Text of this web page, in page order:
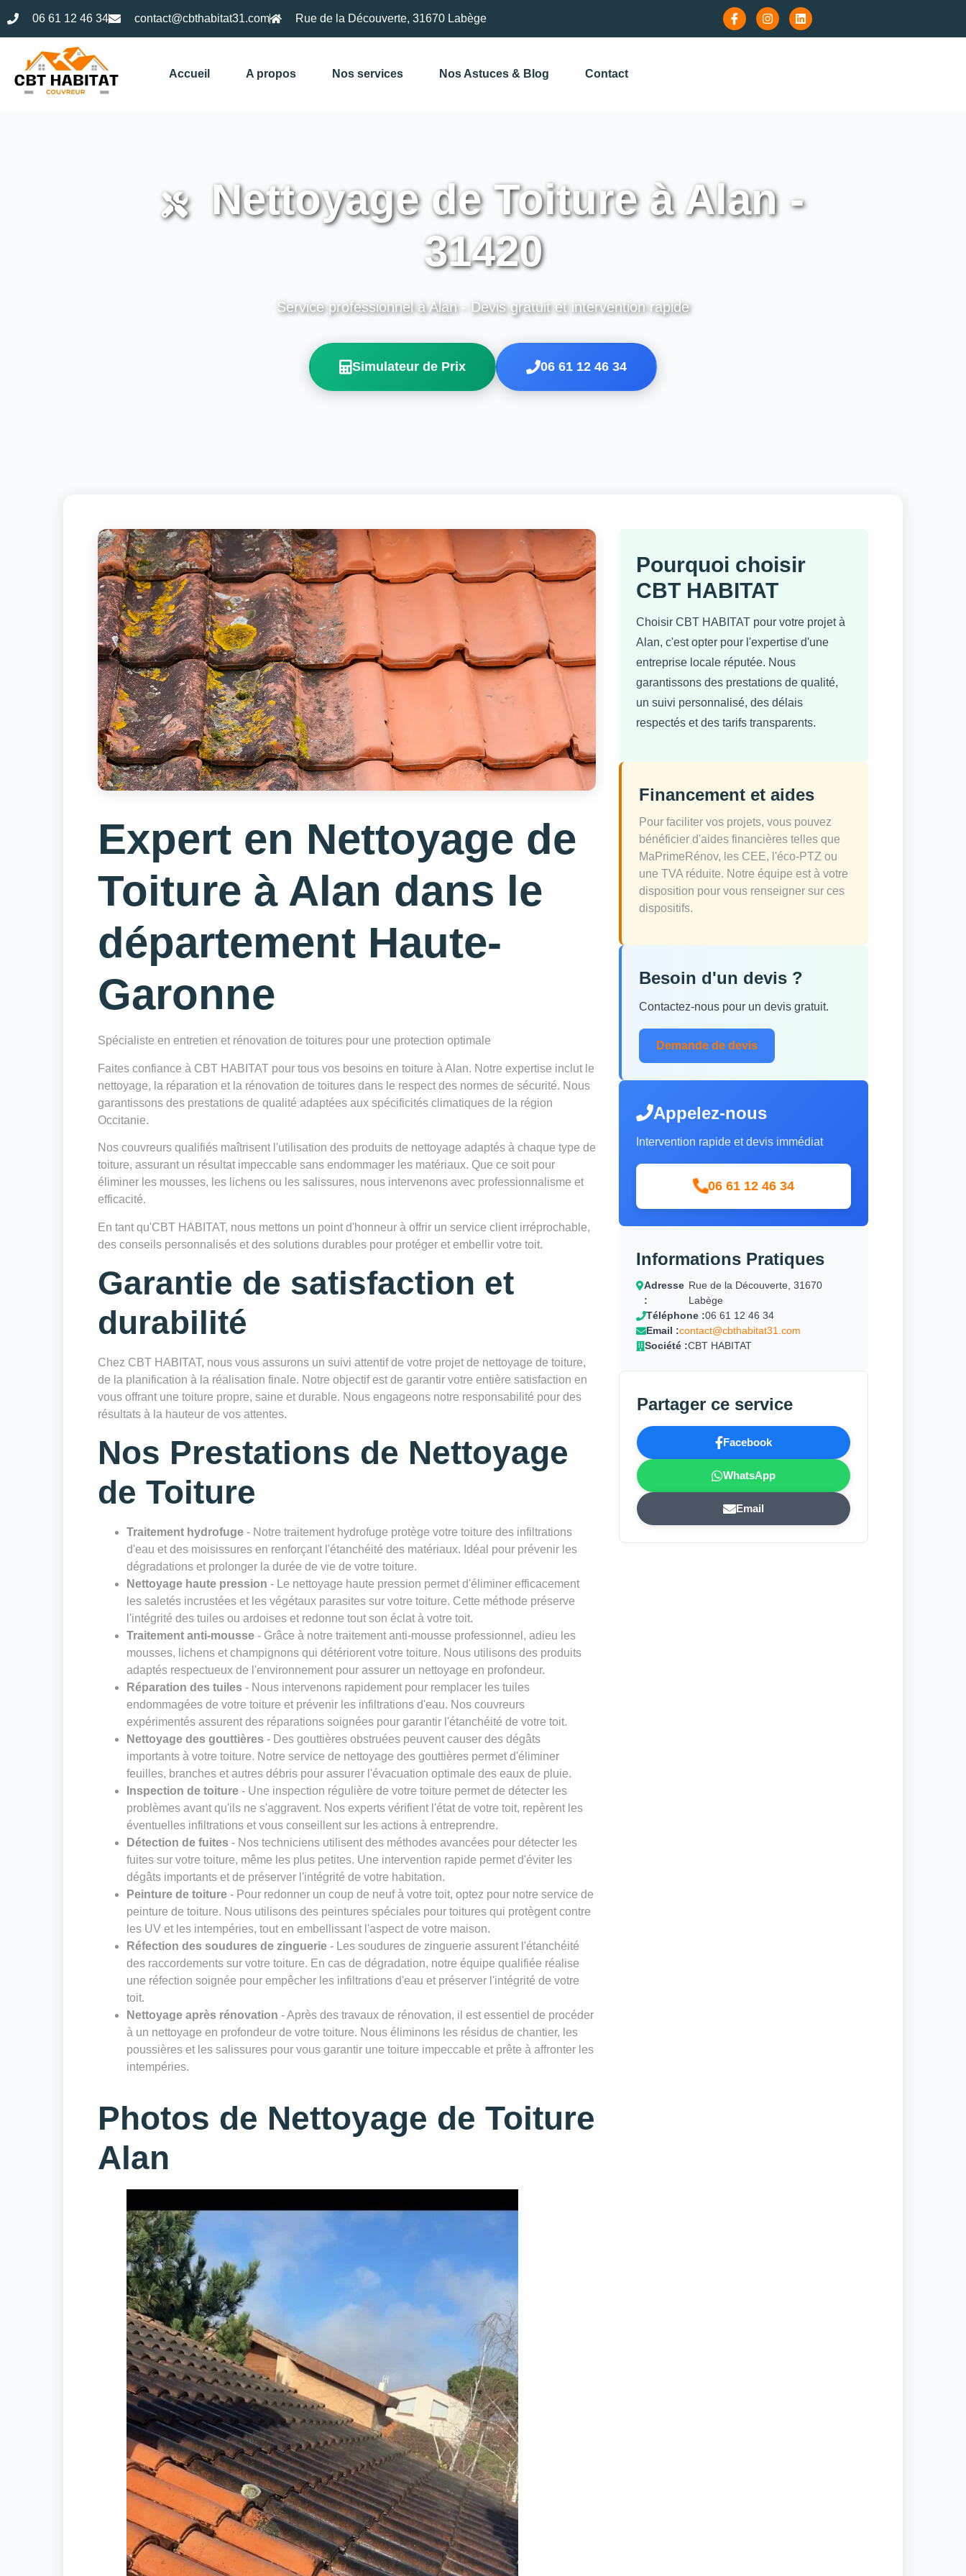
06 61 12 46 34 contact@cbthabitat31.com Rue de la Découverte, 31670 Labège
Accueil A propos Nos services Nos Astuces & Blog Contact
Nettoyage de Toiture à Alan -
31420
Service professionnel à Alan - Devis gratuit et intervention rapide
Simulateur de Prix 06 61 12 46 34
Expert en Nettoyage de
Toiture à Alan dans le
département Haute-
Garonne
Spécialiste en entretien et rénovation de toitures pour une protection optimale
Faites confiance à CBT HABITAT pour tous vos besoins en toiture à Alan. Notre expertise inclut le
nettoyage, la réparation et la rénovation de toitures dans le respect des normes de sécurité. Nous
garantissons des prestations de qualité adaptées aux spécificités climatiques de la région
Occitanie.
Nos couvreurs qualifiés maîtrisent l'utilisation des produits de nettoyage adaptés à chaque type de
toiture, assurant un résultat impeccable sans endommager les matériaux. Que ce soit pour
éliminer les mousses, les lichens ou les salissures, nous intervenons avec professionnalisme et
efficacité.
En tant qu'CBT HABITAT, nous mettons un point d'honneur à offrir un service client irréprochable,
des conseils personnalisés et des solutions durables pour protéger et embellir votre toit.
Garantie de satisfaction et
durabilité
Chez CBT HABITAT, nous vous assurons un suivi attentif de votre projet de nettoyage de toiture,
de la planification à la réalisation finale. Notre objectif est de garantir votre entière satisfaction en
vous offrant une toiture propre, saine et durable. Nous engageons notre responsabilité pour des
résultats à la hauteur de vos attentes.
Nos Prestations de Nettoyage
de Toiture
Traitement hydrofuge - Notre traitement hydrofuge protège votre toiture des infiltrations
d'eau et des moisissures en renforçant l'étanchéité des matériaux. Idéal pour prévenir les
dégradations et prolonger la durée de vie de votre toiture.
Nettoyage haute pression - Le nettoyage haute pression permet d'éliminer efficacement
les saletés incrustées et les végétaux parasites sur votre toiture. Cette méthode préserve
l'intégrité des tuiles ou ardoises et redonne tout son éclat à votre toit.
Traitement anti-mousse - Grâce à notre traitement anti-mousse professionnel, adieu les
mousses, lichens et champignons qui détériorent votre toiture. Nous utilisons des produits
adaptés respectueux de l'environnement pour assurer un nettoyage en profondeur.
Réparation des tuiles - Nous intervenons rapidement pour remplacer les tuiles
endommagées de votre toiture et prévenir les infiltrations d'eau. Nos couvreurs
expérimentés assurent des réparations soignées pour garantir l'étanchéité de votre toit.
Nettoyage des gouttières - Des gouttières obstruées peuvent causer des dégâts
importants à votre toiture. Notre service de nettoyage des gouttières permet d'éliminer
feuilles, branches et autres débris pour assurer l'évacuation optimale des eaux de pluie.
Inspection de toiture - Une inspection régulière de votre toiture permet de détecter les
problèmes avant qu'ils ne s'aggravent. Nos experts vérifient l'état de votre toit, repèrent les
éventuelles infiltrations et vous conseillent sur les actions à entreprendre.
Détection de fuites - Nos techniciens utilisent des méthodes avancées pour détecter les
fuites sur votre toiture, même les plus petites. Une intervention rapide permet d'éviter les
dégâts importants et de préserver l'intégrité de votre habitation.
Peinture de toiture - Pour redonner un coup de neuf à votre toit, optez pour notre service de
peinture de toiture. Nous utilisons des peintures spéciales pour toitures qui protègent contre
les UV et les intempéries, tout en embellissant l'aspect de votre maison.
Réfection des soudures de zinguerie - Les soudures de zinguerie assurent l'étanchéité
des raccordements sur votre toiture. En cas de dégradation, notre équipe qualifiée réalise
une réfection soignée pour empêcher les infiltrations d'eau et préserver l'intégrité de votre
toit.
Nettoyage après rénovation - Après des travaux de rénovation, il est essentiel de procéder
à un nettoyage en profondeur de votre toiture. Nous éliminons les résidus de chantier, les
poussières et les salissures pour vous garantir une toiture impeccable et prête à affronter les
intempéries.
Photos de Nettoyage de Toiture
Alan
Pourquoi choisir
CBT HABITAT
Choisir CBT HABITAT pour votre projet à
Alan, c'est opter pour l'expertise d'une
entreprise locale réputée. Nous
garantissons des prestations de qualité,
un suivi personnalisé, des délais
respectés et des tarifs transparents.
Financement et aides
Pour faciliter vos projets, vous pouvez
bénéficier d'aides financières telles que
MaPrimeRénov, les CEE, l'éco-PTZ ou
une TVA réduite. Notre équipe est à votre
disposition pour vous renseigner sur ces
dispositifs.
Besoin d'un devis ?
Contactez-nous pour un devis gratuit.
Demande de devis
Appelez-nous
Intervention rapide et devis immédiat
06 61 12 46 34
Informations Pratiques
Adresse
:
Rue de la Découverte, 31670
Labège
Téléphone :06 61 12 46 34
Email :contact@cbthabitat31.com
Société :CBT HABITAT
Partager ce service
Facebook
WhatsApp
Email